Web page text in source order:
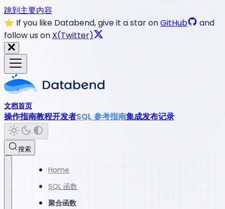
跳到主要内容
⭐️ If you like Databend, give it a star onGitHub
and
follow us on X(Twitter)
文档首页
操作指南教程开发者SQL 参考指南集成发布记录
搜索
Home
SQL 函数
聚合函数